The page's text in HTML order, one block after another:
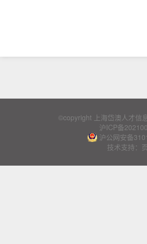
©copyright 上海岱澳人才信
沪ICP备
沪公网安备
技术支持：